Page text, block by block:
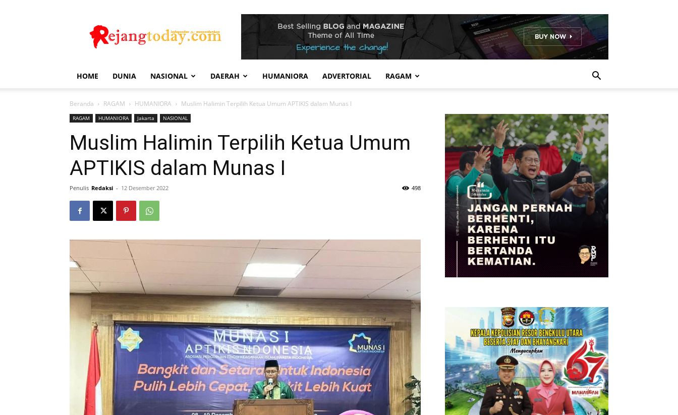
Today
HOME DUNIA NASIONAL DAERAH HUMANIORA ADVERTORIAL RAGAM
Beranda RAGAM HUMANIORA Muslim Halimin Terpilih Ketua Umum APTIKIS dalam Munas I
RAGAM HUMANIORA Jakarta NASIONAL
Muslim Halimin Terpilih Ketua Umum
APTIKIS dalam Munas I
Penulis Redaksi - 12 Desember 2022 498